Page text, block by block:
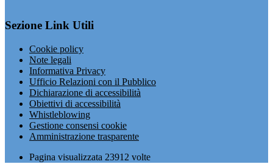
Sezione Link Utili
Cookie policy
Note legali
Informativa Privacy
Ufficio Relazioni con il Pubblico
Dichiarazione di accessibilità
Obiettivi di accessibilità
Whistleblowing
Gestione consensi cookie
Amministrazione trasparente
Pagina visualizzata 23912 volte